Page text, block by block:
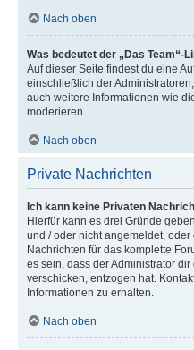
Nach oben
Was bedeutet der „Das Team“-
Auf dieser Seite findest du eine
einschließlich der
auch weitere Informationen wie
moderieren.
Nach oben
Private Nachrichten
Ich kann keine Privaten
Hierfür kann es drei Gründe
und / oder nicht angemeldet,
Nachrichten für das komplette
es sein, dass der Administrator
verschicken, entzogen hat.
Informationen zu erhalten.
Nach oben